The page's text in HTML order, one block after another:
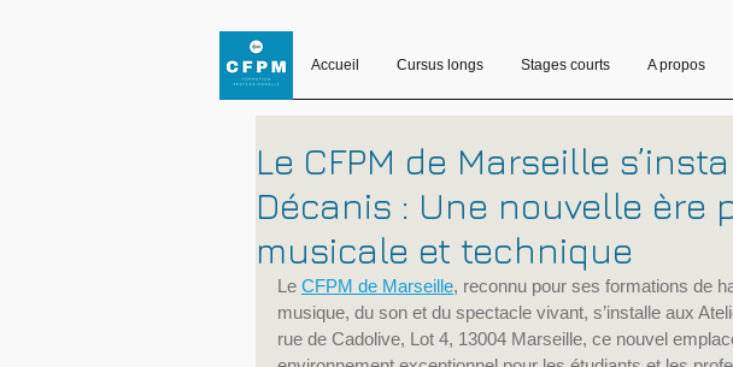
Accueil Cursus longs Stages courts A propos
Le CFPM de Marseille
Décanis : Une nouvelle ère
musicale et technique
Le CFPM de Marseille, reconnu pour ses formations de
musique, du son et du spectacle vivant, s’installe aux
rue de Cadolive, Lot 4, 13004 Marseille, ce nouvel